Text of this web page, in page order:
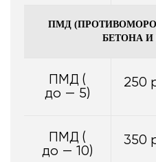
ПМД
БЕТОНА И
ПМД (
до — 5)
250
ПМД (
до — 10)
350